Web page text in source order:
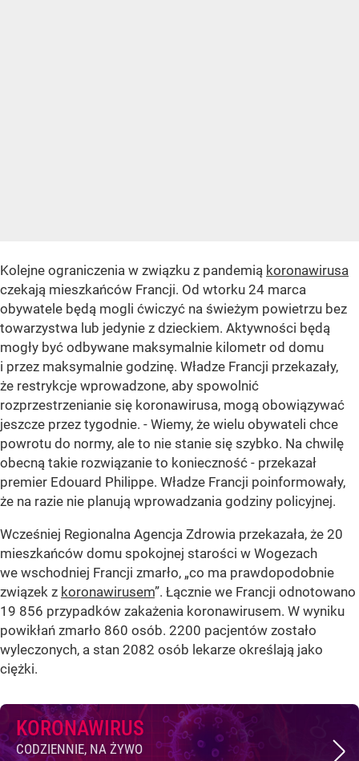
Kolejne ograniczenia w związku z pandemią koronawirusa
czekają mieszkańców Francji. Od wtorku 24 marca
obywatele będą mogli ćwiczyć na świeżym powietrzu bez
towarzystwa lub jedynie z dzieckiem. Aktywności będą
mogły być odbywane maksymalnie kilometr od domu
i przez maksymalnie godzinę. Władze Francji przekazały,
że restrykcje wprowadzone, aby spowolnić
rozprzestrzenianie się koronawirusa, mogą obowiązywać
jeszcze przez tygodnie. - Wiemy, że wielu obywateli chce
powrotu do normy, ale to nie stanie się szybko. Na chwilę
obecną takie rozwiązanie to konieczność - przekazał
premier Edouard Philippe. Władze Francji poinformowały,
że na razie nie planują wprowadzania godziny policyjnej.
Wcześniej Regionalna Agencja Zdrowia przekazała, że 20
mieszkańców domu spokojnej starości w Wogezach
we wschodniej Francji zmarło, „co ma prawdopodobnie
związek z koronawirusem”. Łącznie we Francji odnotowano
19 856 przypadków zakażenia koronawirusem. W wyniku
powikłań zmarło 860 osób. 2200 pacjentów zostało
wyleczonych, a stan 2082 osób lekarze określają jako
ciężki.
KORONAWIRUS
CODZIENNIE, NA ŻYWO